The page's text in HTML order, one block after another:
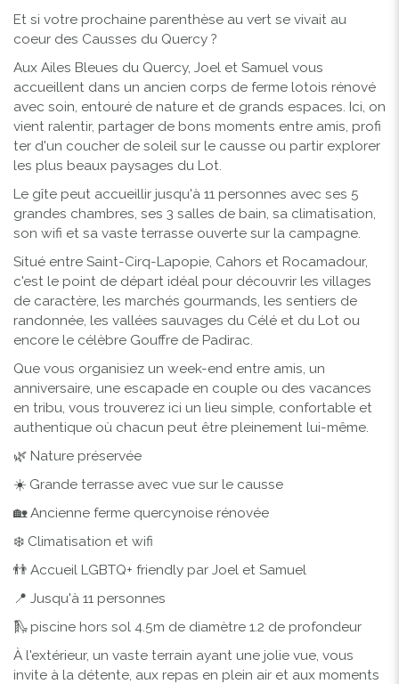
Et si votre prochaine parenthèse au vert se vivait au
coeur des Causses du Quercy ?
Aux Ailes Bleues du Quercy, Joel et Samuel vous
accueillent dans un ancien corps de ferme lotois rénové
avec soin, entouré de nature et de grands espaces. Ici, on
vient ralentir, partager de bons moments entre amis, profi
ter d'un coucher de soleil sur le causse ou partir explorer
les plus beaux paysages du Lot.
Le gîte peut accueillir jusqu'à 11 personnes avec ses 5
grandes chambres, ses 3 salles de bain, sa climatisation,
son wifi et sa vaste terrasse ouverte sur la campagne.
Situé entre Saint-Cirq-Lapopie, Cahors et Rocamadour,
c'est le point de départ idéal pour découvrir les villages
de caractère, les marchés gourmands, les sentiers de
randonnée, les vallées sauvages du Célé et du Lot ou
encore le célèbre Gouffre de Padirac.
Que vous organisiez un week-end entre amis, un
anniversaire, une escapade en couple ou des vacances
en tribu, vous trouverez ici un lieu simple, confortable et
authentique où chacun peut être pleinement lui-même.
🌿 Nature préservée
☀️ Grande terrasse avec vue sur le causse
🏡 Ancienne ferme quercynoise rénovée
❄️ Climatisation et wifi
👬 Accueil LGBTQ+ friendly par Joel et Samuel
📍 Jusqu'à 11 personnes
🛝 piscine hors sol 4.5m de diamètre 1.2 de profondeur
À l'extérieur, un vaste terrain ayant une jolie vue, vous
invite à la détente, aux repas en plein air et aux moments